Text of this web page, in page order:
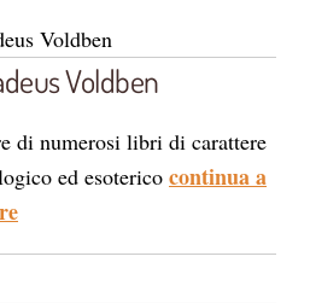
Voldben
Voldben
di numerosi libri di carattere
ed esoterico continua a